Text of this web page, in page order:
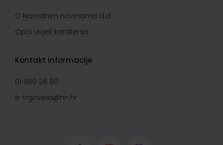
O Narodnim novinama d.d.
Opći uvjeti korištenja
Kontakt informacije
01 650 28 80
e-trgovina@nn.hr